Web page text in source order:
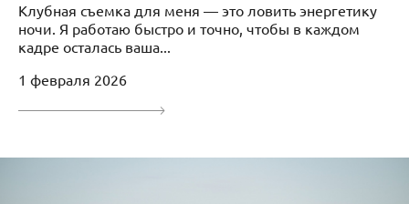
Клубная съемка для меня — это ловить энергетику
ночи. Я работаю быстро и точно, чтобы в каждом
кадре осталась ваша...
1 февраля 2026